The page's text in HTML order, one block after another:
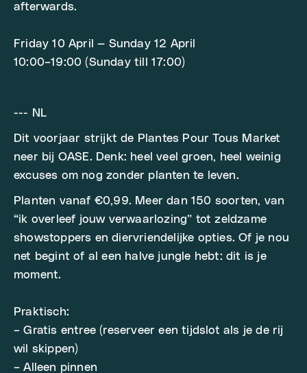
afterwards.
Friday 10 April — Sunday 12 April
10:00–19:00 (Sunday till 17:00)
--- NL
Dit voorjaar strijkt de Plantes Pour Tous Market
neer bij OASE. Denk: heel veel groen, heel weinig
excuses om nog zonder planten te leven.
Planten vanaf €0,99. Meer dan 150 soorten, van
“ik overleef jouw verwaarlozing” tot zeldzame
showstoppers en diervriendelijke opties. Of je nou
net begint of al een halve jungle hebt: dit is je
moment.
Praktisch:
– Gratis entree (reserveer een tijdslot als je de rij
wil skippen)
– Alleen pinnen